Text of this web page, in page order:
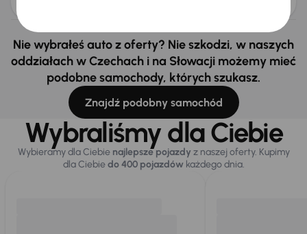
Nie wybrałeś auto z oferty? Nie szkodzi, w naszych
oddziałach w Czechach i na Słowacji możemy mieć
podobne samochody, których szukasz.
Znajdź podobny samochód
Wybraliśmy dla Ciebie
Wybieramy dla Ciebie najlepsze pojazdy z naszej oferty. Kupimy
dla Ciebiedo 400 pojazdówkażdego dnia.